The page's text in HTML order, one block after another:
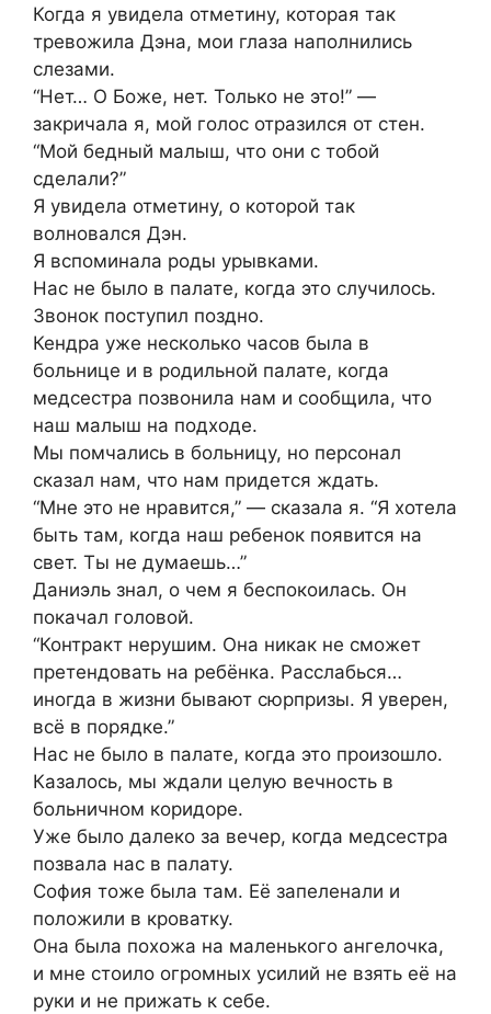
Когда я увидела отметину, которая так
тревожила Дэна, мои глаза наполнились
слезами.
“Нет… О Боже, нет. Только не это!” —
закричала я, мой голос отразился от стен.
“Мой бедный малыш, что они с тобой
сделали?”
Я увидела отметину, о которой так
волновался Дэн.
Я вспоминала роды урывками.
Нас не было в палате, когда это случилось.
Звонок поступил поздно.
Кендра уже несколько часов была в
больнице и в родильной палате, когда
медсестра позвонила нам и сообщила, что
наш малыш на подходе.
Мы помчались в больницу, но персонал
сказал нам, что нам придется ждать.
“Мне это не нравится,” — сказала я. “Я хотела
быть там, когда наш ребенок появится на
свет. Ты не думаешь…”
Даниэль знал, о чем я беспокоилась. Он
покачал головой.
“Контракт нерушим. Она никак не сможет
претендовать на ребёнка. Расслабься…
иногда в жизни бывают сюрпризы. Я уверен,
всё в порядке.”
Нас не было в палате, когда это произошло.
Казалось, мы ждали целую вечность в
больничном коридоре.
Уже было далеко за вечер, когда медсестра
позвала нас в палату.
София тоже была там. Её запеленали и
положили в кроватку.
Она была похожа на маленького ангелочка,
и мне стоило огромных усилий не взять её на
руки и не прижать к себе.